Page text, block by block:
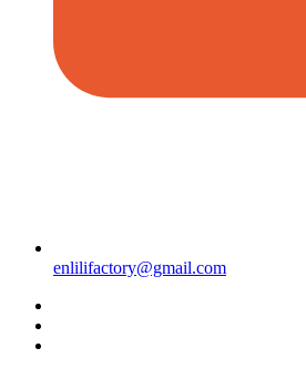
enlilifactory@gmail.com